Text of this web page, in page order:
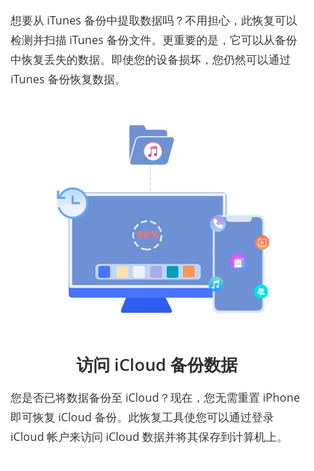
想要从 iTunes 备份中提取数据吗？不用担心，此恢复可以
检测并扫描 iTunes 备份文件。更重要的是，它可以从备份
中恢复丢失的数据。即使您的设备损坏，您仍然可以通过
iTunes 备份恢复数据。
访问 iCloud 备份数据
您是否已将数据备份至 iCloud？现在，您无需重置 iPhone
即可恢复 iCloud 备份。此恢复工具使您可以通过登录
iCloud 帐户来访问 iCloud 数据并将其保存到计算机上。